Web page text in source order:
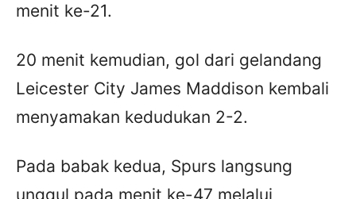
menit ke-21.
20 menit kemudian, gol dari gelandang
Leicester City James Maddison kembali
menyamakan kedudukan 2-2.
Pada babak kedua, Spurs langsung
unggul pada menit ke-47 melalui